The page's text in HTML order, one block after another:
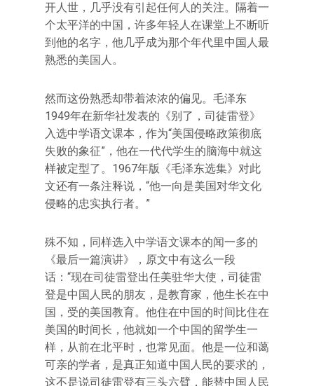
开人世，几乎没有引起任何人的关注。隔着一
个太平洋的中国，许多年轻人在课堂上不断听
到他的名字，他几乎成为那个年代里中国人最
熟悉的美国人。
然而这份熟悉却带着浓浓的偏见。毛泽东
1949年在新华社发表的《别了，司徒雷登》
入选中学语文课本，作为“美国侵略政策彻底
失败的象征”，他在一代代学生的脑海中就这
样被定型了。1967年版《毛泽东选集》对此
文还有一条注释说，“他一向是美国对华文化
侵略的忠实执行者。”
殊不知，同样选入中学语文课本的闻一多的
《最后一篇演讲》，原文中有这么一段
话：“现在司徒雷登出任美驻华大使，司徒雷
登是中国人民的朋友，是教育家，他生长在中
国，受的美国教育。他住在中国的时间比住在
美国的时间长，他就如一个中国的留学生一
样，从前在北平时，也常见面。他是一位和蔼
可亲的学者，是真正知道中国人民的要求的，
这不是说司徒雷登有三头六臂，能替中国人民